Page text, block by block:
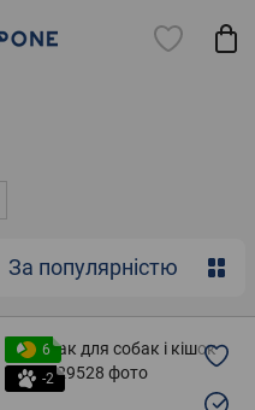
За популярністю
6
-2